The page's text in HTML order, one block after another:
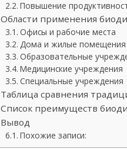
Повышение
Области применения
Офисы и рабочие места
Дома и жилые помещения
Образовательные
Медицинские учреждения
Специальные учреждения
Таблица сравнения
Список преимуществ
Вывод
Похожие записи: